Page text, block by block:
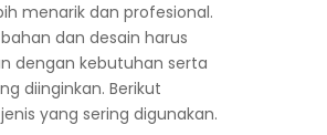
menarik dan profesional.
dan desain harus
dengan kebutuhan serta
diinginkan. Berikut
yang sering digunakan.